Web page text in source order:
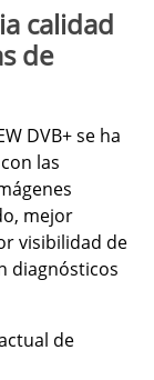
calidad
de
DVB+ se ha
las
mejor
visibilidad de
diagnósticos
de